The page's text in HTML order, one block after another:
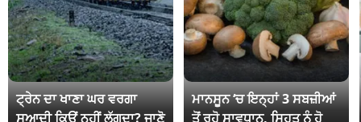
ਟ੍ਰੇਨ ਦਾ ਖਾਣਾ ਘਰ ਵਰਗਾ
ਸੁਆਦੀ ਕਿਉਂ ਨਹੀਂ ਲੱਗਦਾ? ਜਾਣੋ
ਮਾਨਸੂਨ ‘ਚ ਇਨ੍ਹਾਂ 3 ਸਬਜ਼ੀਆਂ
ਤੋਂ ਰਹੋ ਸਾਵਧਾਨ, ਸਿਹਤ ਨੂੰ ਹੋ